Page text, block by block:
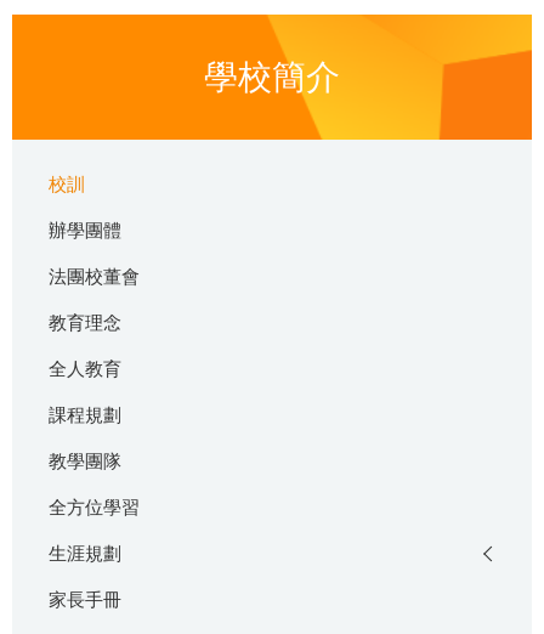
學校簡介
校訓
辦學團體
法團校董會
教育理念
全人教育
課程規劃
教學團隊
全方位學習
生涯規劃
家長手冊